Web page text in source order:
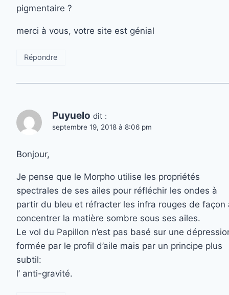
pigmentaire ?
merci à vous, votre site est génial
Répondre
Puyuelo dit :
septembre 19, 2018 à 8:06 pm
Bonjour,
Je pense que le Morpho utilise les propriétés
spectrales de ses ailes pour réfléchir les ondes à
partir du bleu et réfracter les infra rouges de façon
concentrer la matière sombre sous ses ailes.
Le vol du Papillon n’est pas basé sur une
formée par le profil d’aile mais par un principe plus
subtil:
l’ anti-gravité.